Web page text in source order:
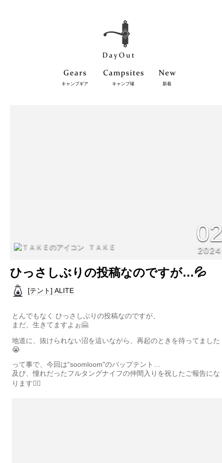
キャンプギア キャンプ場 新着
ＴＡＫＥ 2024
ひっさしぶりの投稿なのですが…💦
[テント] ALITE
とんでもなく ひっさしぶりの投稿なのですが、
まだ、生きてますよぉ🤗
地道に、抜けられない沼を這いながら、再起のときを待ってました
😭
って事で、今回は"soomloom"のパップテント…
及び、憧れだったフルタングナイフの仲間入りを祝したご報告にな
ります🙇‍♂️